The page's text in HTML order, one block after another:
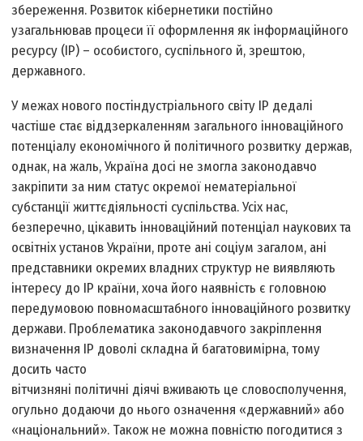
збереження. Розвиток кібернетики постійно
узагальнював процеси її оформлення як інформаційного
ресурсу (ІР) – особистого, суспільного й, зрештою,
державного.
У межах нового постіндустріального світу ІР дедалі
частіше стає віддзеркаленням загального інноваційного
потенціалу економічного й політичного розвитку держав,
однак, на жаль, Україна досі не змогла законодавчо
закріпити за ним статус окремої нематеріальної
субстанції життєдіяльності суспільства. Усіх нас,
безперечно, цікавить інноваційний потенціал наукових та
освітніх установ України, проте ані соціум загалом, ані
представники окремих владних структур не виявляють
інтересу до ІР країни, хоча його наявність є головною
передумовою повномасштабного інноваційного розвитку
держави. Проблематика законодавчого закріплення
визначення ІР доволі складна й багатовимірна, тому
досить часто
вітчизняні політичні діячі вживають це словосполучення,
огульно додаючи до нього означення «державний» або
«національний». Також не можна повністю погодитися з